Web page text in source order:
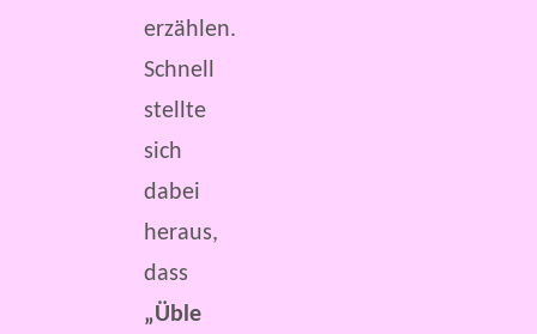
erzählen.
Schnell
stellte
sich
dabei
heraus,
dass
„Üble